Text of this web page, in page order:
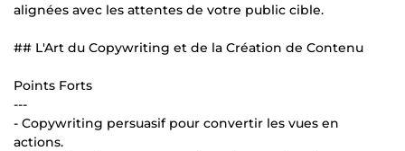
alignées avec les attentes de votre public cible.
## L'Art du Copywriting et de la Création de Contenu
Points Forts
---
- Copywriting persuasif pour convertir les vues en
actions.